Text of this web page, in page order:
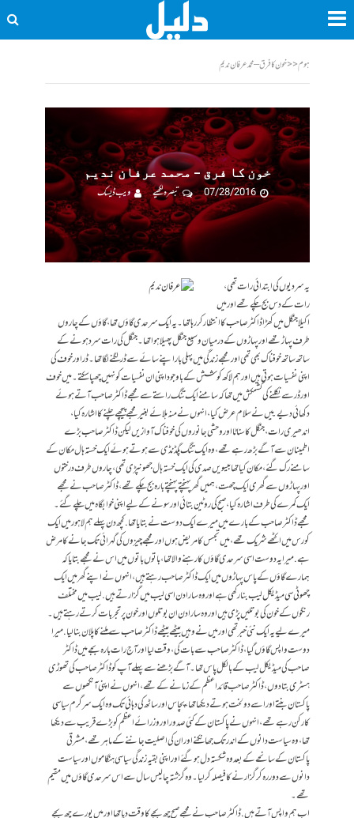
ہوم<<خون کا فرق – محمد عرفان ندیم
خون کا فرق – محمد عرفان ندیم
07/28/2016
تبصرہ لکھیے ویب ڈیسک
یہ سردیوں کی ابتدائی رات تھی،
رات کے دس بج چکے تھے اور میں
اکیلا جنگل میں کھڑا ڈاکٹر صاحب کا انتظار کر رہا تھا۔ یہ ایک سرحدی گاؤں تھا، گاؤں کے چاروں
طرف پہاڑ تھے اور پہاڑوں کے درمیان وسیع جنگل پھیلا ہوا تھا۔ جنگل کی رات سرد ہونے کے
ساتھ ساتھ خوفناک بھی تھی اور مجھے زندگی میں پہلی بار اپنے سائے سے ڈر لگنے لگا تھا۔ ڈر اورخوف کی
اپنی نفسیات ہوتی ہیں اور ہم لاکھ کو شش کے باوجود اپنی ان نفسیات کو نہیں چھپا سکتے۔ میں خوف
اور ڈر سے نکلنے کی کشمکش میں تھا کہ سامنے ایک تنگ راستے سے مجھے ڈاکٹر صاحب آتے ہوئے
دکھائی دیے۔ میں نے سلام عرض کیا، انہوں نے منہ ہلائے بغیر مجھے پیچھے چلنے کا اشارہ کیا،
اندھیری رات، جنگل کا سناٹا اور وحشی جانوروں کی خوفناک آوازیں لیکن ڈاکٹر صاحب بڑے
اطمینان سے آگے بڑھ رہے تھے، وہ ایک تنگ پگڈنڈی سے ہوتے ہوئے ایک خستہ ہال مکان کے
سامنے رک گئے، مکان کیا تھا بیسویں صدی کی ایک خستہ ہال جھونپڑی تھی، چاروں طرف درختوں
اور پہاڑوں سے گھری ایک چھت، ہمیں گھر پہنچتے پہنچتے بارہ بج چکے تھے، ڈاکٹر صاحب نے مجھے
ایک کمرے کی طرف اشارہ کیا، صبح کی روٹین بتائی اور سونے کے لیے اپنی خوابگاہ میں چلے گئے۔
مجھے ڈاکٹر صاحب کے بارے میں میرے ایک دوست نے بتایا تھا. کچھ دن پہلے ہم لاہور میں ایک
کورس میں اکٹھے شریک تھے، میں تجسس کا مریض ہوں اور مجھے چیزوں کی گہرائی تک جانے کا مرض
ہے. میرا یہ دوست اسی سرحدی گاؤں کا رہنے والا تھا، باتوں باتوں میں اس نے مجھے بتایا کہ
ہمارے گاؤں کے پاس پہاڑوں میں ایک ڈاکٹر صاحب رہتے ہیں، انہوں نے اپنے گھر میں ایک
چھوٹی سی میڈیکل لیب بنا رکھی ہے اور وہ سارا دن اسی لیب میں گزارتے ہیں. لیب میں مختلف
رنگوں کے خون کی بوتلیں پڑی ہیں اور وہ سارا دن ان بوتلوں اور خون پر تجربات کرتے رہتے ہیں۔
میرے لیے یہ ایک نئی خبر تھی اور میں نے وہیں بیٹھے بیٹھے ڈاکٹر صاحب سے ملنے کا پلان بنا لیا. میرا
دوست واپس گاؤں گیا، ڈاکٹر صاحب سے بات کی، وقت لیا اور آج رات بارہ بجے میں ڈاکٹر
صاحب کی میڈیکل لیب کے بالکل پاس تھا۔ آگے بڑھنے سے پہلے آپ کو ڈاکٹر صاحب کی تھوڑی
ہسٹری بتا دوں، ڈاکٹر صاحب قائد اعظم کے زمانے کے تھے، انہوں نے اپنی آنکھوں سے
پاکستان بنتے اور اسے دو لخت ہوتے دیکھا تھا، پچاس اور ساٹھ کی دہائی تک وہ ایک سر گرم سیاسی
کارکن رہے تھے، انہوں نے پاکستان کے کئی صدور اور وزرائےاعظم کو بڑے قریب سے دیکھا
تھا، وہ سیاست دانوں کے اندر تک جھانکنے اور ان کی اصلیت جاننے کے ماہر تھے، مشرقی
پاکستان کے سانحے کے بعد وہ شکستہ دل ہوگئے اور اپنی بقیہ زندگی سیاسی ہنگاموں اور سیاست
دانوں سے دور رہ کر گزارنے کا فیصلہ کر لیا۔ وہ گزشتہ چالیس سال سے اس سرحدی گاؤں میں مقیم
تھے۔
اب ہم واپس آتے ہیں. ڈاکٹر صاحب نے مجھے صبح چھ بجے کا وقت دیا تھا اور میں پورے چھ بجے